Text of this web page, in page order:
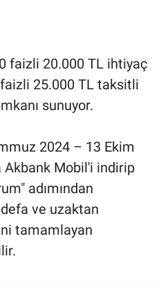
faizli 20.000 TL ihtiyaç
25.000 TL taksitli
sunuyor.
2024 – 13 Ekim
Akbank Mobil'i indirip
adımından
ve uzaktan
tamamlayan